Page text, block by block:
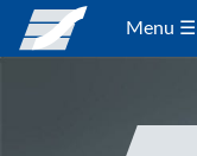
Menu ☰